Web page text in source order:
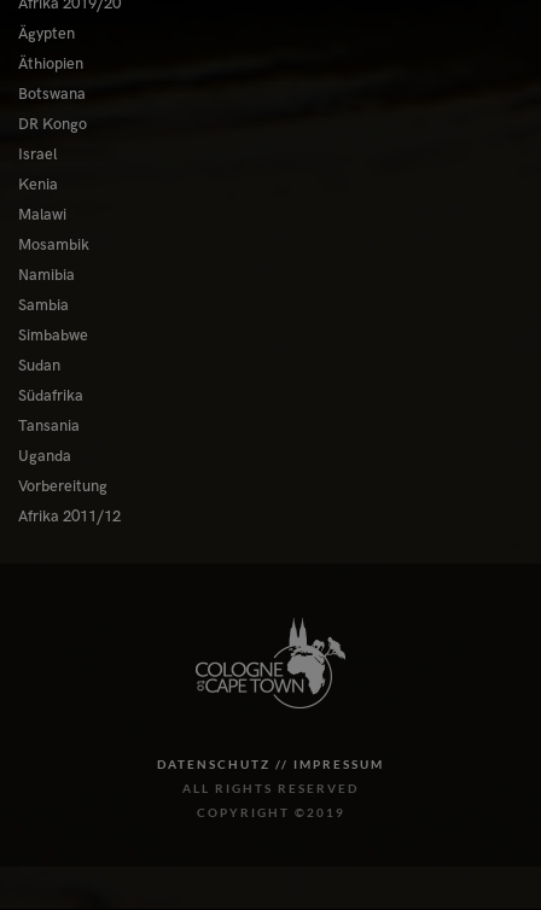
Ägypten
Äthiopien
Botswana
DR Kongo
Israel
Kenia
Malawi
Mosambik
Namibia
Sambia
Simbabwe
Sudan
Südafrika
Tansania
Uganda
Vorbereitung
Afrika 2011/12
DATENSCHUTZ // IMPRESSUM
ALL RIGHTS RESERVED
COPYRIGHT ©2019